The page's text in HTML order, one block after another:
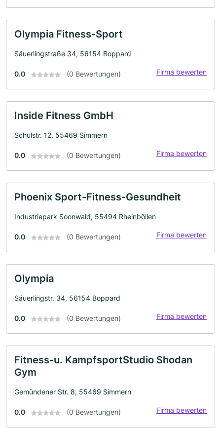
Olympia Fitness-Sport
Säuerlingstraße 34, 56154 Boppard
0.0 (0 Bewertungen) Firma bewerten
Inside Fitness GmbH
Schulstr. 12, 55469 Simmern
0.0 (0 Bewertungen) Firma bewerten
Phoenix Sport-Fitness-Gesundheit
Industriepark Soonwald, 55494 Rheinböllen
0.0 (0 Bewertungen) Firma bewerten
Olympia
Säuerlingstr. 34, 56154 Boppard
0.0 (0 Bewertungen) Firma bewerten
Fitness-u. KampfsportStudio Shodan
Gym
Gemündener Str. 8, 55469 Simmern
0.0 (0 Bewertungen) Firma bewerten